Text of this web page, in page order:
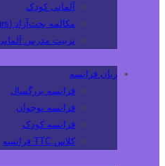
آلمانی کودک
مکالمه بحث‌آزاد (K-Kurs)
تربیت مدرس
زبان فرانسه
فرانسه بزرگسال
فرانسه نوجوان
فرانسه کودک
کلاس TTC فرانسه